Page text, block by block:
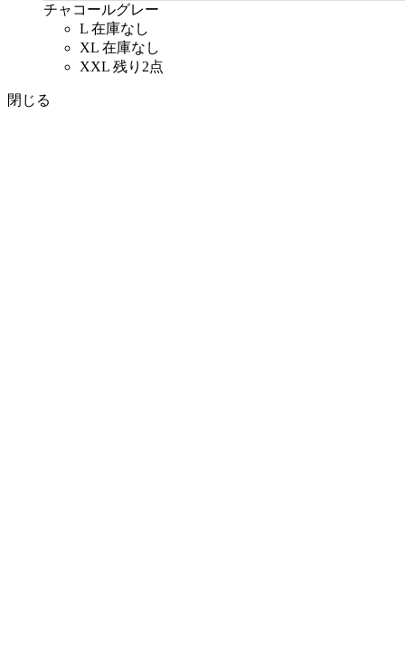
チャコールグレー
L 在庫なし
XL 在庫なし
XXL 残り2点
閉じる